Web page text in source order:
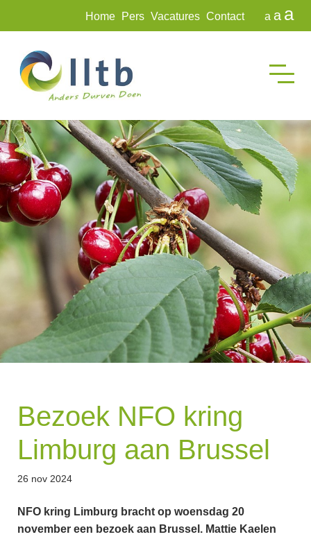
Home Pers Vacatures Contact a a a
Bezoek NFO kring
Limburg aan Brussel
26 nov 2024
NFO kring Limburg bracht op woensdag 20
november een bezoek aan Brussel. Mattie Kaelen